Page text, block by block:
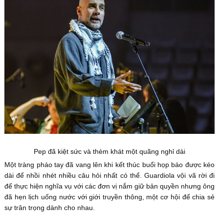
Pep đã kiệt sức và thèm khát một quãng nghỉ dài
Một tràng pháo tay đã vang lên khi kết thúc buổi họp báo được kéo
dài để nhồi nhét nhiều câu hỏi nhất có thể. Guardiola vội vã rời đi
để thực hiện nghĩa vụ với các đơn vị nắm giữ bản quyền nhưng ông
đã hẹn lịch uống nước với giới truyền thông, một cơ hội để chia sẻ
sự trân trọng dành cho nhau.